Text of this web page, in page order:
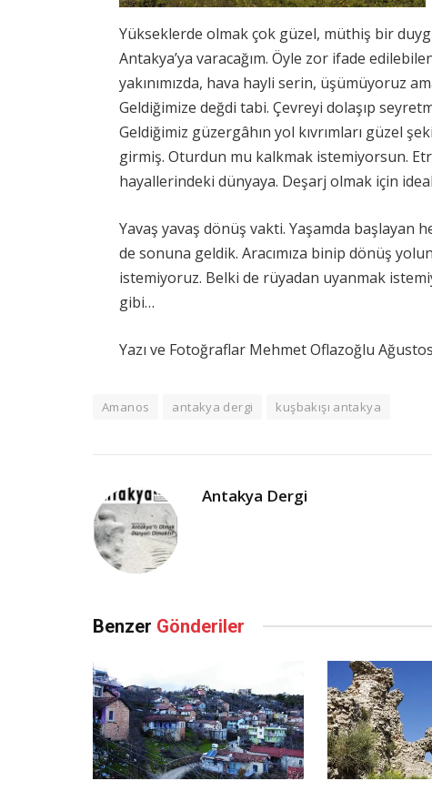
Yükseklerde olmak çok güzel, müthiş bir
Antakya’ya varacağım. Öyle zor ifade
yakınımızda, hava hayli serin, üşümüyoruz
Geldiğimize değdi tabi. Çevreyi dolaşıp
Geldiğimiz güzergâhın yol kıvrımları güzel
girmiş. Oturdun mu kalkmak istemiyorsun.
hayallerindeki dünyaya. Deşarj olmak için
Yavaş yavaş dönüş vakti. Yaşamda
de sonuna geldik. Aracımıza binip dönüş
istemiyoruz. Belki de rüyadan uyanmak
gibi…
Yazı ve Fotoğraflar Mehmet Oflazoğlu
Amanos antakya dergi kuşbakışı antakya
Antakya Dergi
Benzer Gönderiler